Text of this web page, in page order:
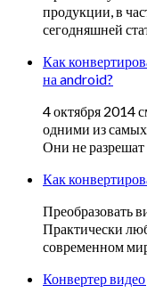
продукции, в
сегодняшней
Как
на android?
4 октября 2014
одними из
Они не
Как
Преобразовать
Практически
современном
Конвертер